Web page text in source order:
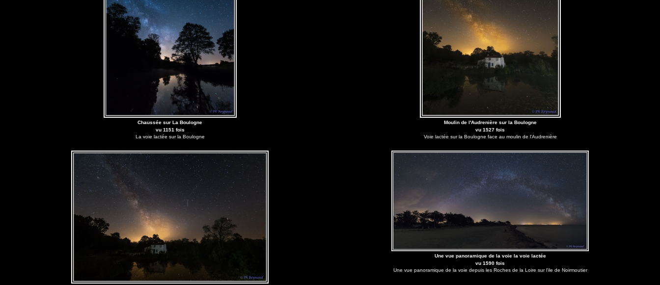
Chaussée sur La Boulogne
vu 1151 fois
La voie lactée sur la Boulogne
Moulin de l'Audrenière sur la Boulogne
vu 1527 fois
Voie lactée sur la Boulogne face au moulin de l'Audrenière
Une vue panoramique de la voie la voie lactée
vu 1590 fois
Une vue panoramique de la voie depuis les Roches de la Loire sur l'ile de Noirmoutier